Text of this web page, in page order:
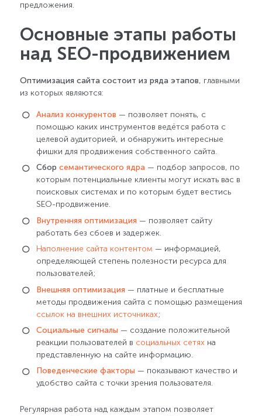
предложения.
Основные этапы работы
над SEO-продвижением
Оптимизация сайта состоит из ряда этапов, главными
из которых являются:
Анализ конкурентов — позволяет понять, с
помощью каких инструментов ведётся работа с
целевой аудиторией, и обнаружить интересные
фишки для продвижения собственного сайта.
Сбор семантического ядра — подбор запросов, по
которым потенциальные клиенты могут искать вас в
поисковых системах и по которым будет вестись
SEO-продвижение.
Внутренняя оптимизация — позволяет сайту
работать без сбоев и задержек.
Наполнение сайта контентом — информацией,
определяющей степень полезности ресурса для
пользователей;
Внешняя оптимизация — платные и бесплатные
методы продвижения сайта с помощью размещения
ссылок на внешних источниках ;
Социальные сигналы — создание положительной
реакции пользователей в социальных сетях на
представленную на сайте информацию.
Поведенческие факторы — показывают качество и
удобство сайта с точки зрения пользователя.
Регулярная работа над каждым этапом позволяет